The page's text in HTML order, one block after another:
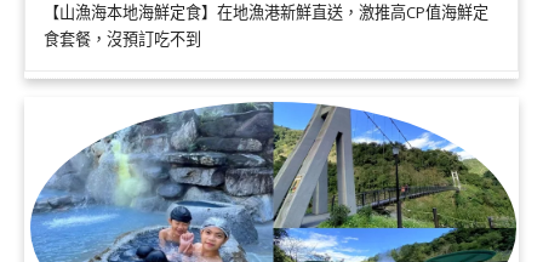
【山漁海本地海鮮定食】在地漁港新鮮直送，激推高CP值海鮮定
食套餐，沒預訂吃不到